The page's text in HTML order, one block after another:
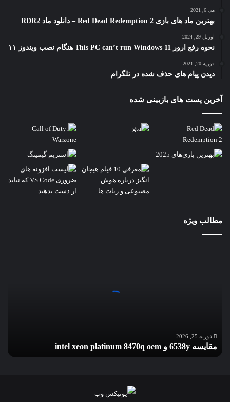
می 6, 2021
بهترین ماد های بازی Red Dead Redemption 2 – دانلود ماد RDR2
آوریل 29, 2024
نحوه رفع ارور This PC can’t run Windows 11 هنگام نصب ویندوز ۱۱
فوریه 20, 2021
دیدن پیام های حذف شده در تلگرام
آخرین پست های بازبینی شده
مطالب ویژه
فوریه 25, 2026
مقایسه 6538y و intel xeon platinum 8470q oem